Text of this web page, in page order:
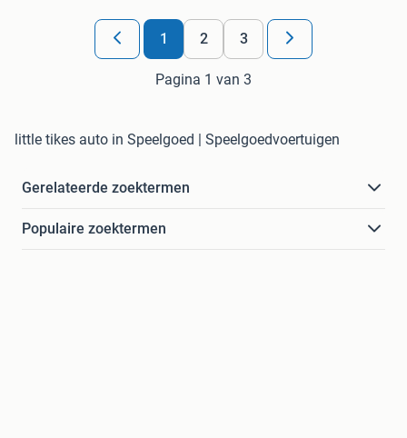
1 2 3
Pagina 1 van 3
little tikes auto in Speelgoed | Speelgoedvoertuigen
Gerelateerde zoektermen
Populaire zoektermen